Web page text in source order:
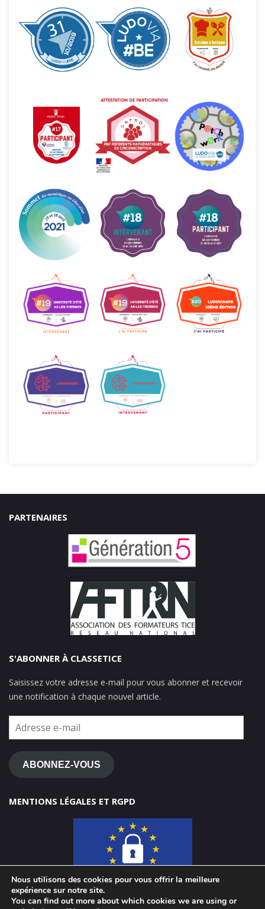
PARTENAIRES
S'ABONNER À CLASSETICE
Saisissez votre adresse e-mail pour vous abonner et recevoir
une notification à chaque nouvel article.
Adresse
e-
mail
ABONNEZ-VOUS
MENTIONS LÉGALES ET RGPD
Nous utilisons des cookies pour vous offrir la meilleure
expérience sur notre site.
You can find out more about which cookies we are using or